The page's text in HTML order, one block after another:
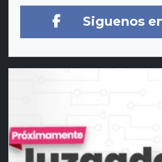
Siguenos